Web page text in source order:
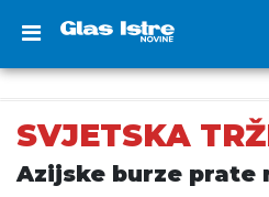
SVJETSKA
Azijske burze prate